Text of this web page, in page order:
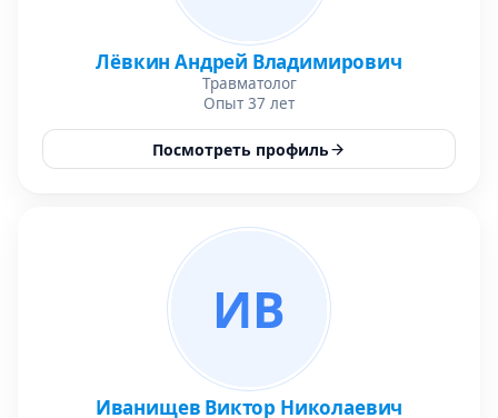
Лёвкин Андрей Владимирович
Травматолог
Опыт 37 лет
Посмотреть профиль
ИВ
Иванищев Виктор Николаевич